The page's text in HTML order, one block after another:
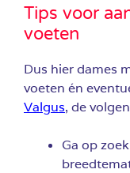
Tips voor
voeten
Dus hier dames
voeten én
Valgus, de
Ga op